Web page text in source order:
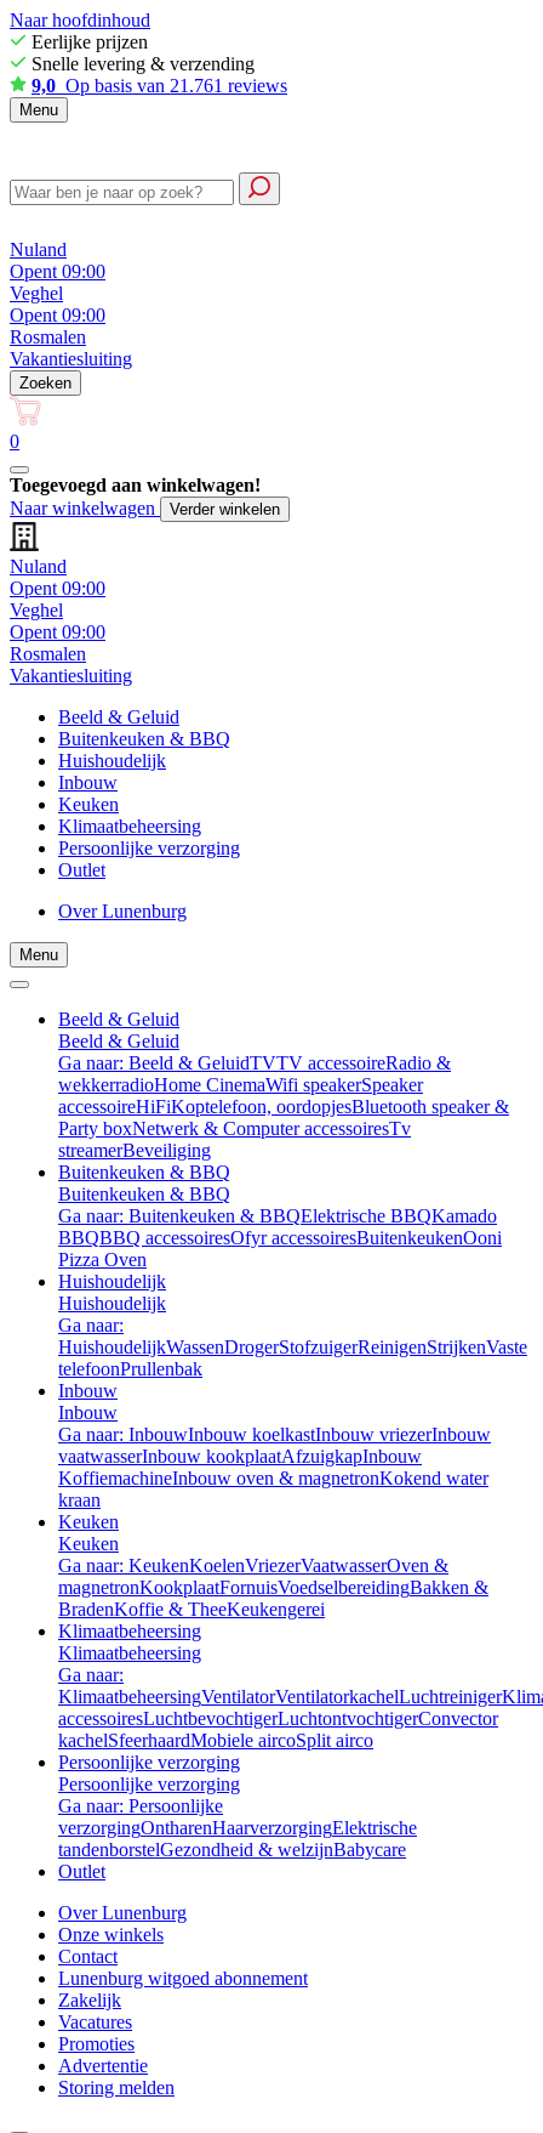
Naar hoofdinhoud
Eerlijke prijzen
Snelle levering & verzending
9,0 Op basis van 21.761 reviews
Menu
Nuland
Opent 09:00
Veghel
Opent 09:00
Rosmalen
Vakantiesluiting
Zoeken
0
Toegevoegd aan winkelwagen!
Naar winkelwagen
Verder winkelen
Nuland
Opent 09:00
Veghel
Opent 09:00
Rosmalen
Vakantiesluiting
Beeld & Geluid
Buitenkeuken & BBQ
Huishoudelijk
Inbouw
Keuken
Klimaatbeheersing
Persoonlijke verzorging
Outlet
Over Lunenburg
Menu
Beeld & Geluid
Beeld & Geluid
Ga naar: Beeld & GeluidTVTV accessoireRadio &
wekkerradioHome CinemaWifi speakerSpeaker
accessoireHiFiKoptelefoon, oordopjesBluetooth speaker &
Party boxNetwerk & Computer accessoiresTv
streamerBeveiliging
Buitenkeuken & BBQ
Buitenkeuken & BBQ
Ga naar: Buitenkeuken & BBQElektrische BBQKamado
BBQBBQ accessoiresOfyr accessoiresBuitenkeukenOoni
Pizza Oven
Huishoudelijk
Huishoudelijk
Ga naar:
HuishoudelijkWassenDrogerStofzuigerReinigenStrijkenVaste
telefoonPrullenbak
Inbouw
Inbouw
Ga naar: InbouwInbouw koelkastInbouw vriezerInbouw
vaatwasserInbouw kookplaatAfzuigkapInbouw
KoffiemachineInbouw oven & magnetronKokend water
kraan
Keuken
Keuken
Ga naar: KeukenKoelenVriezerVaatwasserOven &
magnetronKookplaatFornuisVoedselbereidingBakken &
BradenKoffie & TheeKeukengerei
Klimaatbeheersing
Klimaatbeheersing
Ga naar:
KlimaatbeheersingVentilatorVentilatorkachelLuchtreiniger
accessoiresLuchtbevochtigerLuchtontvochtigerConvector
kachelSfeerhaardMobiele aircoSplit airco
Persoonlijke verzorging
Persoonlijke verzorging
Ga naar: Persoonlijke
verzorgingOntharenHaarverzorgingElektrische
tandenborstelGezondheid & welzijnBabycare
Outlet
Over Lunenburg
Onze winkels
Contact
Lunenburg witgoed abonnement
Zakelijk
Vacatures
Promoties
Advertentie
Storing melden